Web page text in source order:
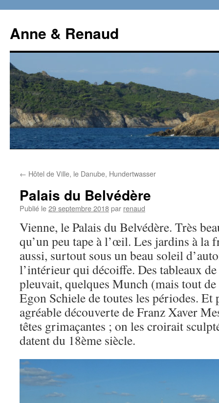
contenu
Anne & Renaud
← Hôtel de Ville, le Danube, Hundertwasser
Palais du Belvédère
Publié le29 septembre 2018par renaud
Vienne, le Palais du Belvédère. Très
qu’un peu tape à l’œil. Les jardins à la
aussi, surtout sous un beau soleil
l’intérieur qui décoiffe. Des tableaux
pleuvait, quelques Munch (mais tout
Egon Schiele de toutes les périodes.
agréable découverte de Franz Xaver
têtes grimaçantes ; on les croirait
datent du 18ème siècle.